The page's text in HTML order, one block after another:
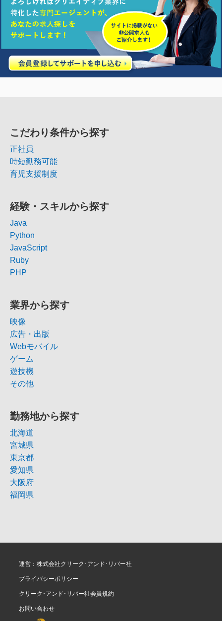
こだわり条件から探す
正社員
時短勤務可能
育児支援制度
経験・スキルから探す
Java
Python
JavaScript
Ruby
PHP
業界から探す
映像
広告・出版
Webモバイル
ゲーム
遊技機
その他
勤務地から探す
北海道
宮城県
東京都
愛知県
大阪府
福岡県
運営：株式会社クリーク･アンド･リバー社
プライバシーポリシー
クリーク･アンド･リバー社会員規約
お問い合わせ